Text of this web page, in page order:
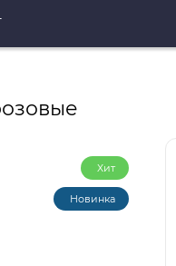
Хит
Новинка